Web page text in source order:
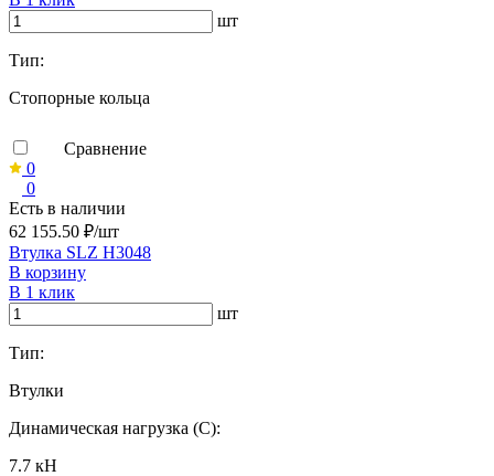
шт
Тип:
Стопорные кольца
Сравнение
0
0
Есть в наличии
62 155.50 ₽/шт
Втулка SLZ H3048
В корзину
В 1 клик
шт
Тип:
Втулки
Динамическая нагрузка (C):
7.7 кН